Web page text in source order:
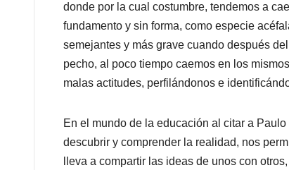
donde por la cual costumbre, tendemos a
fundamento y sin forma, como especie
semejantes y más grave cuando después
pecho, al poco tiempo caemos en los
malas actitudes, perfilándonos e
En el mundo de la educación al citar a
descubrir y comprender la realidad, nos
lleva a compartir las ideas de unos con